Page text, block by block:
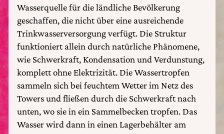
Wasserquelle für die ländliche Bevölkerung
geschaffen, die nicht über eine ausreichende
Trinkwasserversorgung verfügt. Die Struktur
funktioniert allein durch natürliche Phänomene,
wie Schwerkraft, Kondensation und Verdunstung,
komplett ohne Elektrizität. Die Wassertropfen
sammeln sich bei feuchtem Wetter im Netz des
Towers und fließen durch die Schwerkraft nach
unten, wo sie in ein Sammelbecken tropfen. Das
Wasser wird dann in einen Lagerbehälter am